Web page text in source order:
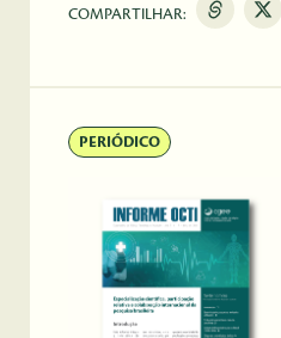
COMPARTILHAR:
PERIÓDICO